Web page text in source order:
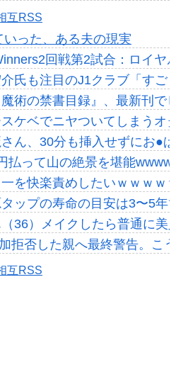
互RSS
った、ある夫の現実
回戦第2試合：ロイヤ
氏も注目のJ1クラブ「すご
魔術の禁書目録』、最新刊でヒ
スケベでニヤついてしまうオ
さん、30分も挿入せずにお●ぱ
払って山の絶景を堪能wwwww
を快楽責めしたいｗｗｗｗｗ
タップの寿命の目安は3〜5年で
36）メイクしたら普通に美
拒否した親へ最終警告。こう
互RSS